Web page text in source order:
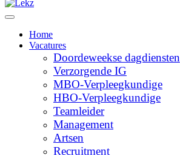
Home
Vacatures
Doordeweekse dagdiensten
Verzorgende IG
MBO-Verpleegkundige
HBO-Verpleegkundige
Teamleider
Management
Artsen
Recruitment